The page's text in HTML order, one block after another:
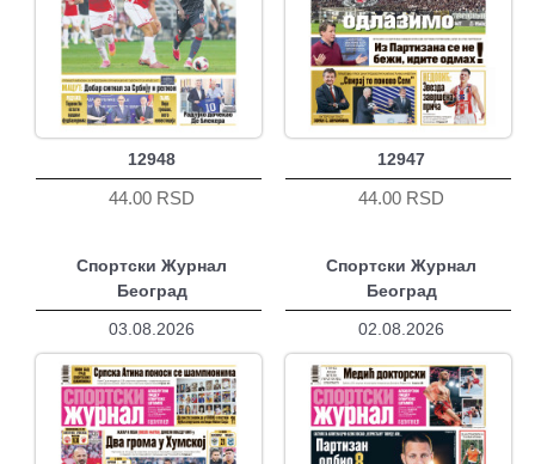
12948
44.00 RSD
12947
44.00 RSD
Спортски Журнал
Београд
03.08.2026
Спортски Журнал
Београд
02.08.2026